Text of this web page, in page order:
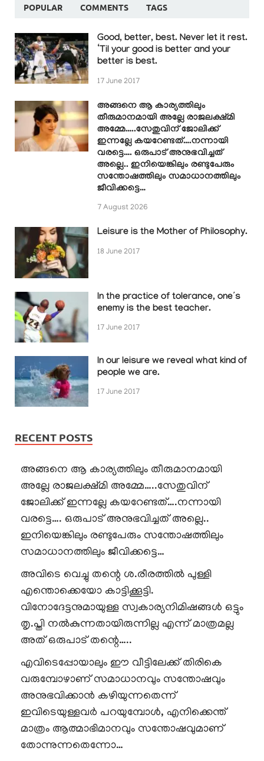
POPULAR COMMENTS TAGS
Good, better, best. Never let it rest.
‘Til your good is better and your
better is best.
17 June 2017
അങ്ങനെ ആ കാര്യത്തിലും
തീരുമാനമായി അല്ലേ രാജലക്ഷ്മി
അമ്മേ…..സേതുവിന് ജോലിക്ക്
ഇന്നല്ലേ കയറേണ്ടത്….നന്നായി
വരട്ടെ…. ഒരുപാട് അനുഭവിച്ചത്
അല്ലെ.. ഇനിയെങ്കിലും രണ്ടുപേരും
സന്തോഷത്തിലും സമാധാനത്തിലും
ജീവിക്കട്ടെ…
7 August 2026
Leisure is the Mother of Philosophy.
18 June 2017
In the practice of tolerance, one’s
enemy is the best teacher.
17 June 2017
In our leisure we reveal what kind of
people we are.
17 June 2017
RECENT POSTS
അങ്ങനെ ആ കാര്യത്തിലും തീരുമാനമായി
അല്ലേ രാജലക്ഷ്മി അമ്മേ…..സേതുവിന്
ജോലിക്ക് ഇന്നല്ലേ കയറേണ്ടത്….നന്നായി
വരട്ടെ…. ഒരുപാട് അനുഭവിച്ചത് അല്ലെ..
ഇനിയെങ്കിലും രണ്ടുപേരും സന്തോഷത്തിലും
സമാധാനത്തിലും ജീവിക്കട്ടെ…
അവിടെ വെച്ചു തന്റെ ശ.രീരത്തിൽ പുള്ളി
എന്തൊക്കെയോ കാട്ടിക്കൂട്ടി.
വിനോദേട്ടനുമായുള്ള സ്വകാര്യനിമിഷങ്ങൾ ഒട്ടും
തൃ.പ്തി നൽകുന്നതായിരുന്നില്ല എന്ന് മാത്രമല്ല
അത് ഒരുപാട് തന്റെ…..
എവിടെപ്പോയാലും ഈ വീട്ടിലേക്ക് തിരികെ
വരുമ്പോഴാണ് സമാധാനവും സന്തോഷവും
അനുഭവിക്കാൻ കഴിയുന്നതെന്ന്
ഇവിടെയുള്ളവർ പറയുമ്പോൾ, എനിക്കെന്ത്
മാത്രം ആത്മാഭിമാനവും സന്തോഷവുമാണ്
തോന്നുന്നതെന്നോ…